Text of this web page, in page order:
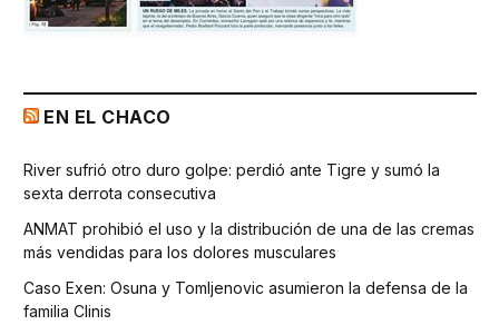
EN EL CHACO
River sufrió otro duro golpe: perdió ante Tigre y sumó la
sexta derrota consecutiva
ANMAT prohibió el uso y la distribución de una de las cremas
más vendidas para los dolores musculares
Caso Exen: Osuna y Tomljenovic asumieron la defensa de la
familia Clinis